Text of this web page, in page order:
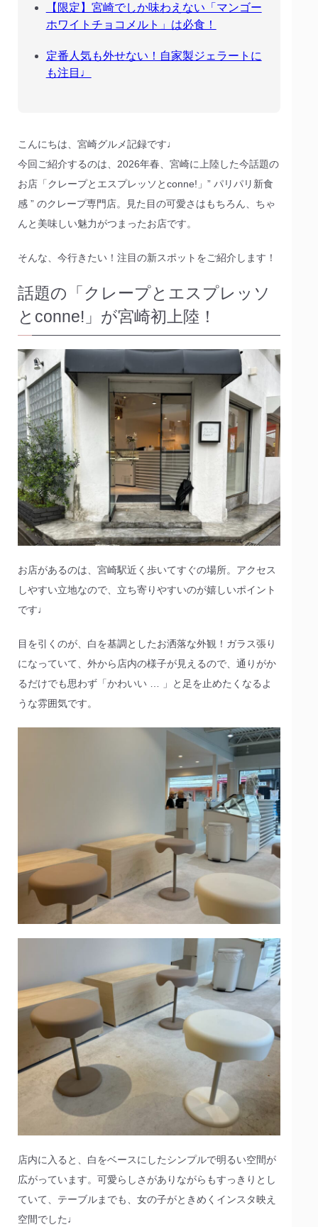
【限定】宮崎でしか味わえない「マンゴー
ホワイトチョコメルト」は必食！
定番人気も外せない！自家製ジェラートに
も注目♩
こんにちは、宮崎グルメ記録です♩
今回ご紹介するのは、2026年春、宮崎に上陸した今話題の
お店「クレープとエスプレッソとconne!」” パリパリ新食
感 ” のクレープ専門店。見た目の可愛さはもちろん、ちゃ
んと美味しい魅力がつまったお店です。
そんな、今行きたい！注目の新スポットをご紹介します！
話題の「クレープとエスプレッソ
とconne!」が宮崎初上陸！
お店があるのは、宮崎駅近く歩いてすぐの場所。アクセス
しやすい立地なので、立ち寄りやすいのが嬉しいポイント
です♩
目を引くのが、白を基調としたお洒落な外観！ガラス張り
になっていて、外から店内の様子が見えるので、通りがか
るだけでも思わず「かわいい … 」と足を止めたくなるよ
うな雰囲気です。
店内に入ると、白をベースにしたシンプルで明るい空間が
広がっています。可愛らしさがありながらもすっきりとし
ていて、テーブルまでも、女の子がときめくインスタ映え
空間でした♩